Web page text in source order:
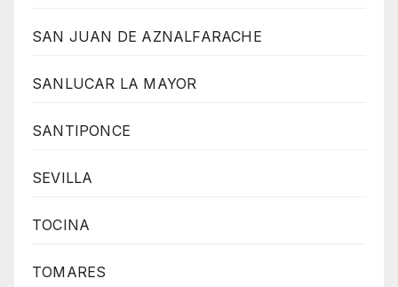
SAN JUAN DE AZNALFARACHE
SANLUCAR LA MAYOR
SANTIPONCE
SEVILLA
TOCINA
TOMARES